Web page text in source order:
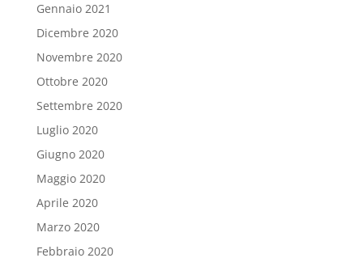
Gennaio 2021
Dicembre 2020
Novembre 2020
Ottobre 2020
Settembre 2020
Luglio 2020
Giugno 2020
Maggio 2020
Aprile 2020
Marzo 2020
Febbraio 2020